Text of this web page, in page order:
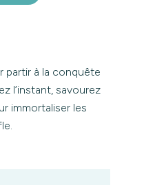
partir à la conquête
l’instant, savourez
immortaliser les